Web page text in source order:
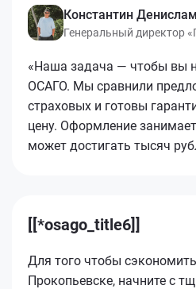
Константин
Генеральный директор
«Наша задача — чтобы вы
ОСАГО. Мы сравнили
страховых и готовы
цену. Оформление
может достигать тысяч
[[*osago_title6]]
Для того чтобы
Прокопьевске, начните с